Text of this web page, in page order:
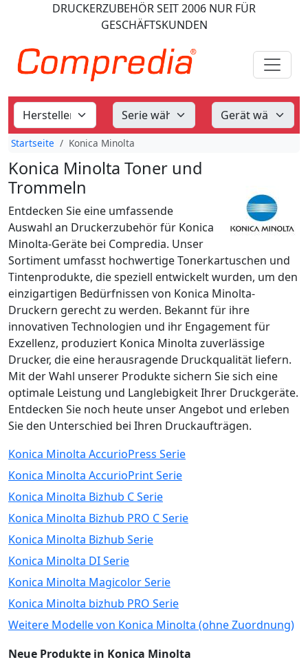
DRUCKERZUBEHÖRSEIT 2006 NUR FÜR
GESCHÄFTSKUNDEN
Startseite Konica Minolta
Konica Minolta Toner und
Trommeln
Entdecken Sie eine umfassende
Auswahl an Druckerzubehör für Konica
Minolta-Geräte bei Compredia. Unser
Sortiment umfasst hochwertige Tonerkartuschen und
Tintenprodukte, die speziell entwickelt wurden, um den
einzigartigen Bedürfnissen von Konica Minolta-
Druckern gerecht zu werden. Bekannt für ihre
innovativen Technologien und ihr Engagement für
Exzellenz, produziert Konica Minolta zuverlässige
Drucker, die eine herausragende Druckqualität liefern.
Mit der Wahl unserer Produkte sichern Sie sich eine
optimale Leistung und Langlebigkeit Ihrer Druckgeräte.
Entdecken Sie noch heute unser Angebot und erleben
Sie den Unterschied bei Ihren Druckaufträgen.
Konica Minolta AccurioPress Serie
Konica Minolta AccurioPrint Serie
Konica Minolta Bizhub C Serie
Konica Minolta Bizhub PRO C Serie
Konica Minolta Bizhub Serie
Konica Minolta DI Serie
Konica Minolta Magicolor Serie
Konica Minolta bizhub PRO Serie
Weitere Modelle von Konica Minolta (ohne Zuordnung)
Neue Produkte in Konica Minolta